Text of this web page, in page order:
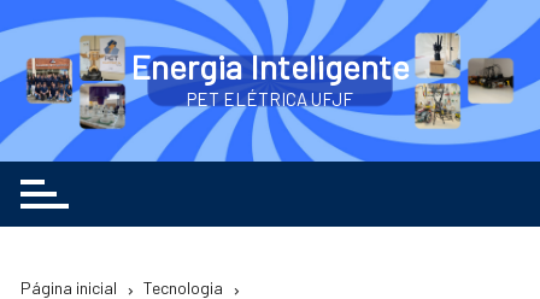
o
conteúdo
Energia Inteligente
PET ELÉTRICA UFJF
Página inicial
Tecnologia